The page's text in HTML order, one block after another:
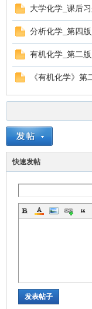
大学化学_课后
分析化学_第四
有机化学_第二
《有机化学》
快速发帖
发表帖子